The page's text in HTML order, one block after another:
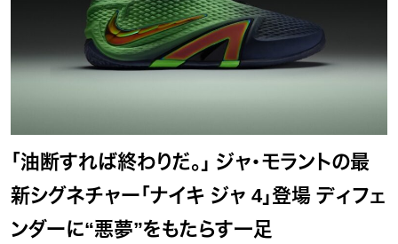
「油断すれば終わりだ。」 ジャ・モラントの最
新シグネチャー「ナイキ ジャ 4」登場 ディフェ
ンダーに“悪夢”をもたらす一足